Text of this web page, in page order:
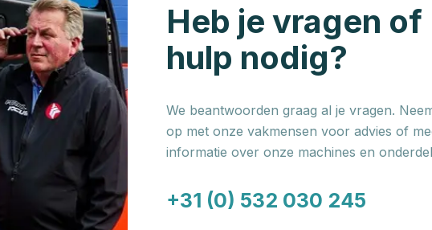
Heb je vragen of
hulp nodig?
We beantwoorden graag al je vragen.
op met onze vakmensen voor advies of
informatie over onze machines en
+31 (0) 532 030 245